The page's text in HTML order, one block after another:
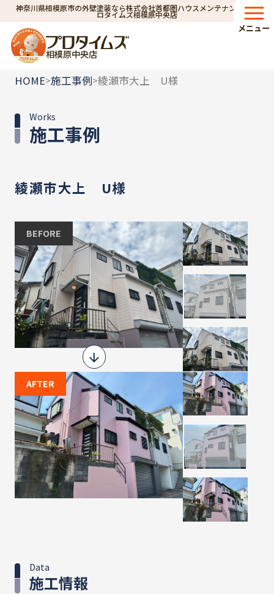
神奈川県相模原市の外壁塗装なら株式会社首都圏ハウスメンテナンス｜プ
ロタイムズ相模原中央店
相模原中央店
メニュー
HOME>施工事例>綾瀬市大上 U様
施工事例
Works
綾瀬市大上 U様
BEFORE
AFTER
施工情報
Data